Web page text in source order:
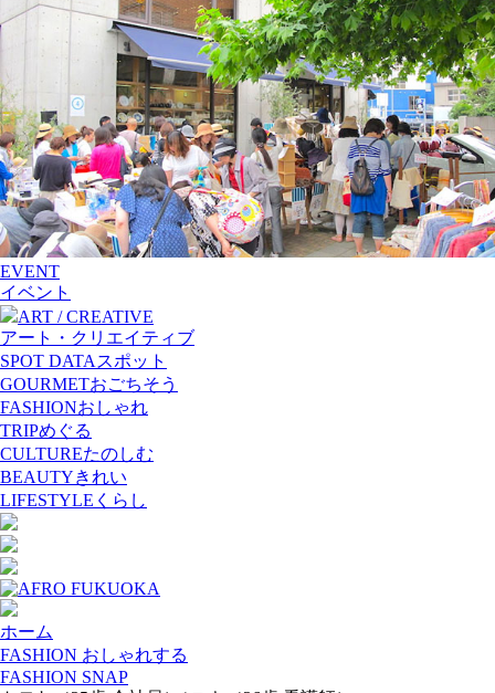
EVENT
イベント
ART / CREATIVE
アート・クリエイティブ
SPOT DATA スポット
GOURMETおごちそう
FASHIONおしゃれ
TRIPめぐる
CULTUREたのしむ
BEAUTYきれい
LIFESTYLE くらし
ホーム
FASHION おしゃれする
FASHION SNAP